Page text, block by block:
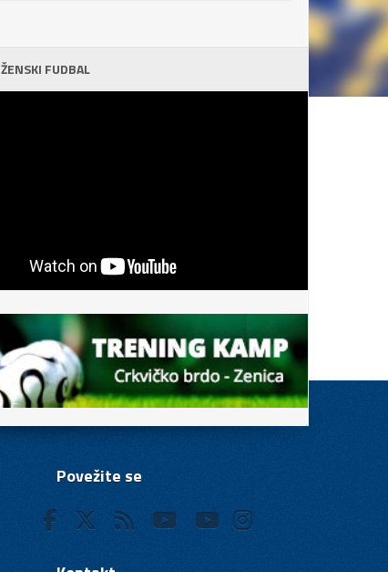
ŽENSKI FUDBAL
Povežite se